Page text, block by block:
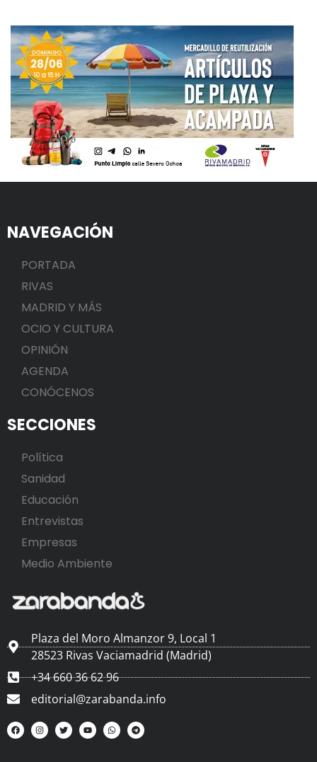
NAVEGACIÓN
PORTADA
RIVAS
MADRID Y MÁS
OCIO Y CULTURA
OPINIÓN
AGENDA
CONÓCENOS
SECCIONES
Política
Sanidad
Educación
Entrevistas
Empresas
Medio Ambiente
Plaza del Moro Almanzor 9, Local 1
28523 Rivas Vaciamadrid (Madrid)
+34 660 36 62 96
editorial@zarabanda.info